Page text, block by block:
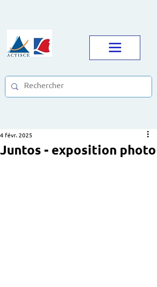
Juntos - exposition photo
4 févr. 2025